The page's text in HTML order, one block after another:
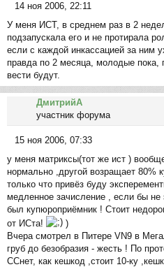
и
о
о
б
щ
е
н
14 ноя 2006, 22:11
У меня ИСТ, в среднем раз в 2
подзапускала его и не протирала
если с каждой инкассацией за ним
правда по 2 месяца, молодые пока,
вести будут.
ДмитрийА
участник форума
о
о
б
щ
е
н
и
е
15 ноя 2006, 07:33
у меня матриксы(тот же ист )
нормально ,другой возращает 80%
только что привёз буду
медленное зачисление , если бы
был купюроприёмник ! Стоит
от ИСта!
)
Вчера смотрел в Питере VN9 в
груб до безобразия - жесть ! По
ССнет, как кешкод ,стоит 10-ку